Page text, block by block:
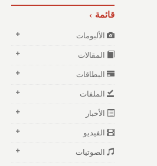
وطنية
قائمة
الألبومات
المقالات
البطاقات
الملفات
الأخبار
الفيديو
الصوتيات